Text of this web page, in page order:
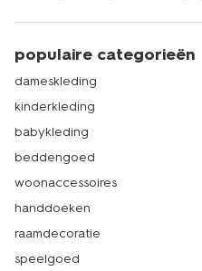
populaire categorieën
dameskleding
kinderkleding
babykleding
beddengoed
woonaccessoires
handdoeken
raamdecoratie
speelgoed